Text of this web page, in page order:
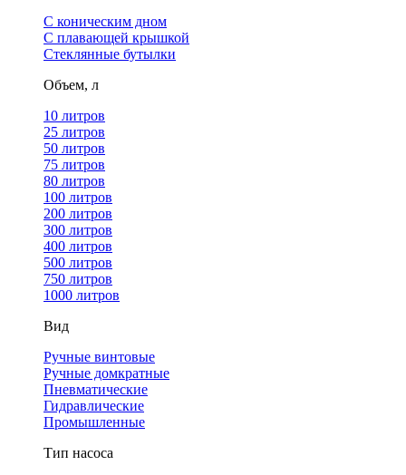
С коническим дном
С плавающей крышкой
Стеклянные бутылки
Объем, л
10 литров
25 литров
50 литров
75 литров
80 литров
100 литров
200 литров
300 литров
400 литров
500 литров
750 литров
1000 литров
Вид
Ручные винтовые
Ручные домкратные
Пневматические
Гидравлические
Промышленные
Тип насоса